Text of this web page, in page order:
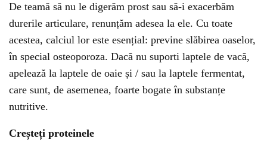
De teamă să nu le digerăm prost sau să-i exacerbăm
durerile articulare, renunțăm adesea la ele. Cu toate
acestea, calciul lor este esențial: previne slăbirea oaselor,
în special osteoporoza. Dacă nu suporti laptele de vacă,
apelează la laptele de oaie și / sau la laptele fermentat,
care sunt, de asemenea, foarte bogate în substanțe
nutritive.
Creșteți proteinele